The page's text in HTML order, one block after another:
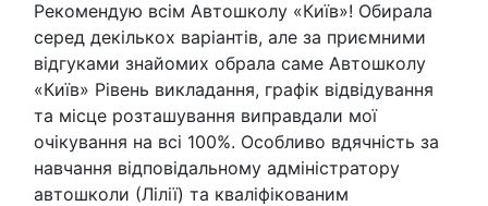
Рекомендую всім Автошколу «Київ»! Обирала
серед декількох варіантів, але за приємними
відгуками знайомих обрала саме Автошколу
«Київ» Рівень викладання, графік відвідування
та місце розташування виправдали мої
очікування на всі 100%. Особливо вдячність за
навчання відповідальному адміністратору
автошколи (Лілії) та кваліфікованим